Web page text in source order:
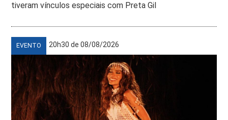
tiveram vínculos especiais com Preta Gil
EVENTO 20h30 de 08/08/2026